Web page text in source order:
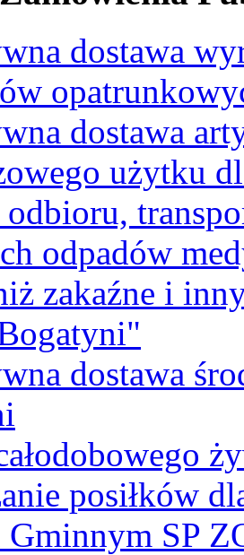
dostawa
dostawa
użytku
odbioru,
odpadów
zakaźne i
dostawa
posiłków
Gminnym SP